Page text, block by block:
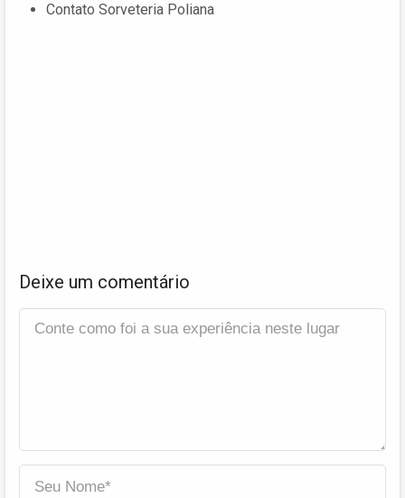
Contato Sorveteria Poliana
Deixe um comentário